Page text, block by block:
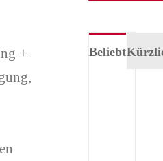
+
Beliebt